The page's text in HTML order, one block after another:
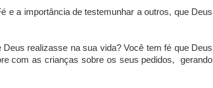
e a importância de testemunhar a outros, que Deus
realizasse na sua vida? Você tem fé que Deus
com as crianças sobre os seus pedidos, gerando